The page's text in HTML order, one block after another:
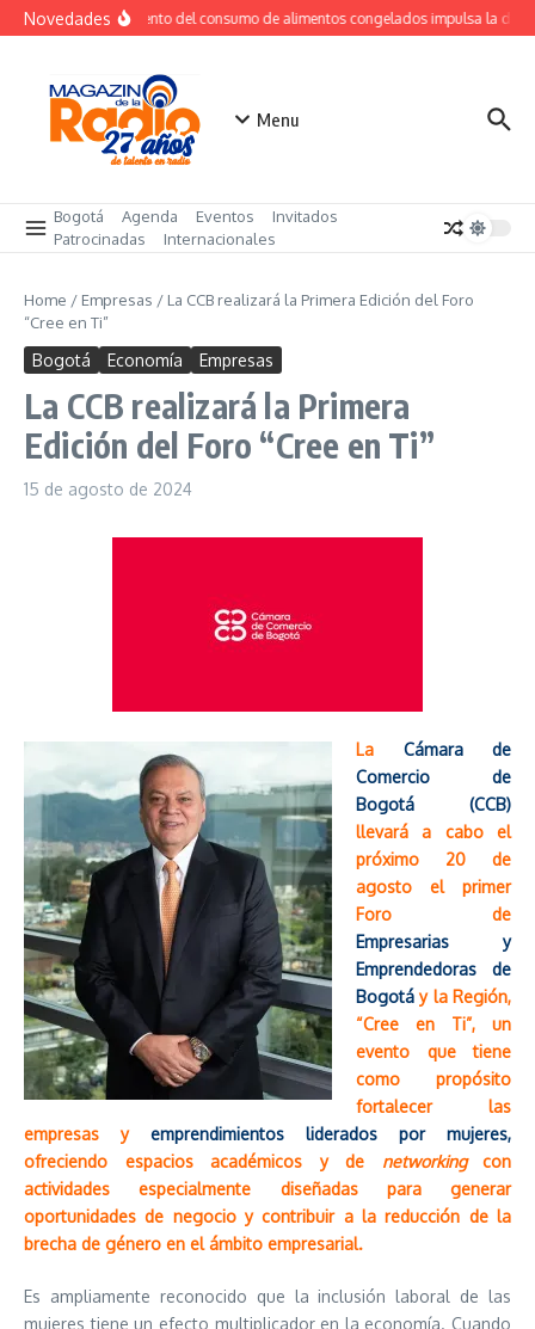
Saltar al contenido
NovedadesCrecimiento del consumo de alimentos congelados impulsa la
Menu
Bogotá Agenda Eventos
Invitados
Patrocinadas
Internacionales
Home / Empresas / La CCB realizará la Primera Edición del Foro
“Cree en Ti”
Bogotá Economía Empresas
La CCB realizará la Primera
Edición del Foro “Cree en Ti”
15 de agosto de 2024
La Cámara de
Comercio de
Bogotá (CCB)
llevará a cabo el
próximo 20 de
agosto el primer
Foro de
Empresarias y
Emprendedoras de
Bogotá y la Región,
“Cree en Ti”, un
evento que tiene
como propósito
fortalecer las
empresas y emprendimientos liderados por mujeres,
ofreciendo espacios académicos y de networking con
actividades especialmente diseñadas para generar
oportunidades de negocio y contribuir a la reducción de la
brecha de género en el ámbito empresarial.
Es ampliamente reconocido que la inclusión laboral de las
mujeres tiene un efecto multiplicador en la economía. Cuando